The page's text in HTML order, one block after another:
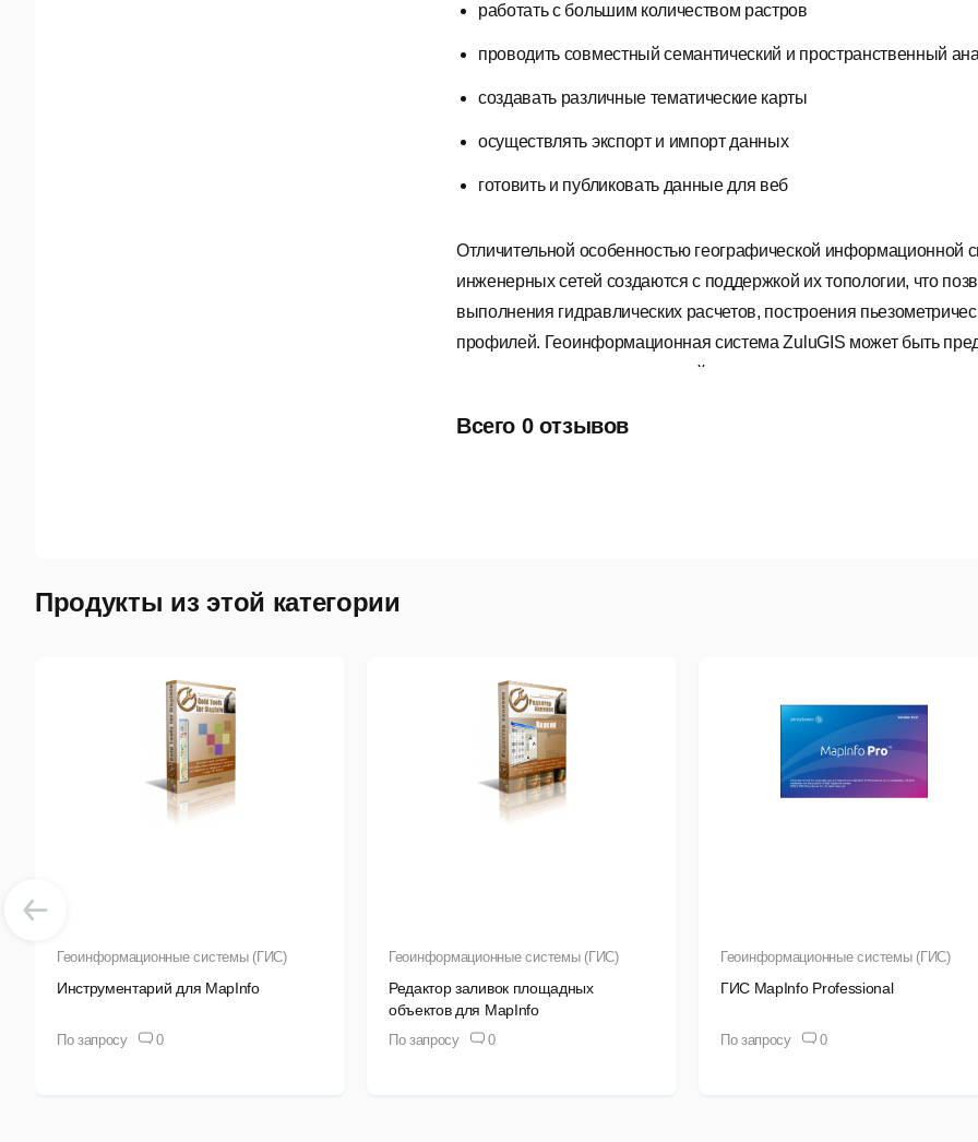
работать с большим количеством растров
проводить совместный семантический и пространственный
создавать различные тематические карты
осуществлять экспорт и импорт данных
готовить и публиковать данные для веб
Отличительной особенностью географической информационной
инженерных сетей создаются с поддержкой их топологии, что
выполнения гидравлических расчетов, построения
профилей. Геоинформационная система ZuluGIS может быть
места — однопользовательский режим или в качестве клиента
Всего 0 отзывов
Продукты из этой категории
Геоинформационные системы (ГИС)
Инструментарий для MapInfo
По запросу 0
Геоинформационные системы (ГИС)
Редактор заливок площадных
объектов для MapInfo
По запросу 0
Геоинформационные системы (ГИС)
ГИС MapInfo Professional
По запросу 0